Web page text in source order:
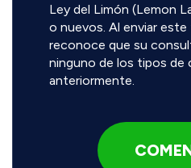
Ley del Limón (Lemon
o nuevos. Al enviar
reconoce que su
ninguno de los tipos de
anteriormente.